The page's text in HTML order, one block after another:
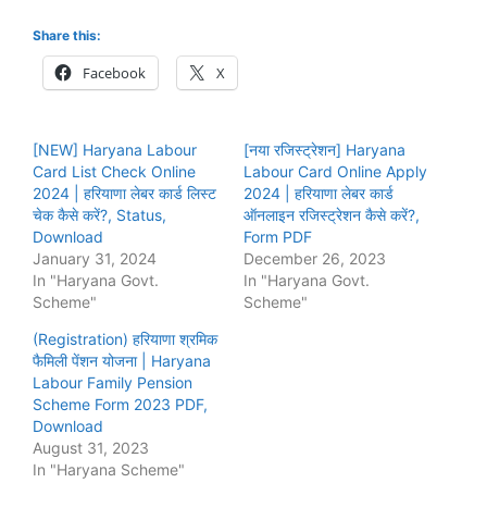
Share this:
Facebook X
[NEW] Haryana Labour
Card List Check Online
2024 | हरियाणा लेबर कार्ड लिस्ट
चेक कैसे करें?, Status,
Download
January 31, 2024
In "Haryana Govt.
Scheme"
[नया रजिस्ट्रेशन] Haryana
Labour Card Online Apply
2024 | हरियाणा लेबर कार्ड
ऑनलाइन रजिस्ट्रेशन कैसे करें?,
Form PDF
December 26, 2023
In "Haryana Govt.
Scheme"
(Registration) हरियाणा श्रमिक
फैमिली पेंशन योजना | Haryana
Labour Family Pension
Scheme Form 2023 PDF,
Download
August 31, 2023
In "Haryana Scheme"